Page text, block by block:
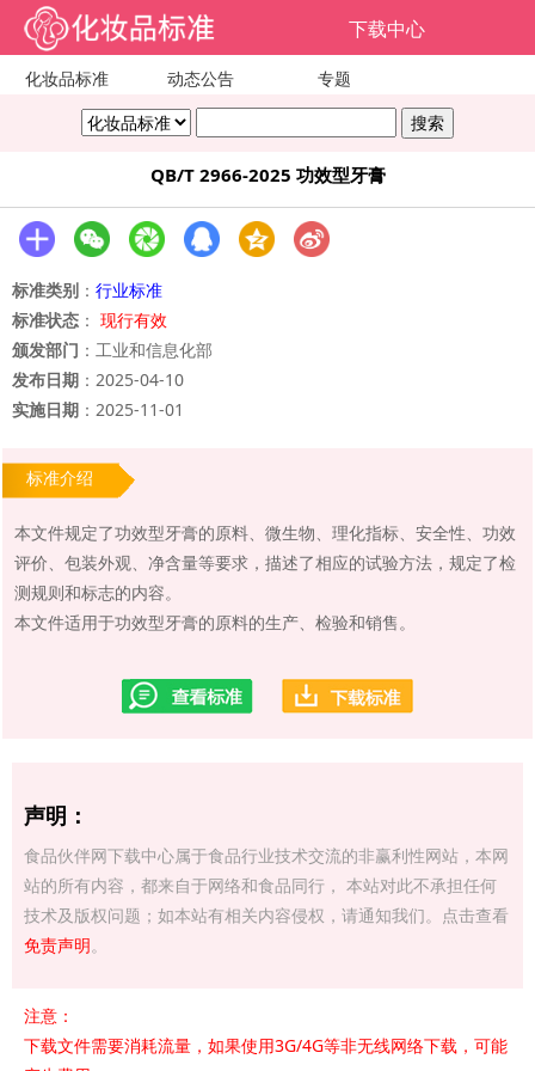
下载中心
化妆品标准 动态公告 专题
QB/T 2966-2025 功效型牙膏
标准类别 ： 行业标准
标准状态 ： 现行有效
颁发部门 ：工业和信息化部
发布日期 ：2025-04-10
实施日期 ：2025-11-01
标准介绍
本文件规定了功效型牙膏的原料、微生物、理化指标、安全性、功效
评价、包装外观、净含量等要求，描述了相应的试验方法，规定了检
测规则和标志的内容。
本文件适用于功效型牙膏的原料的生产、检验和销售。
声明：
食品伙伴网下载中心属于食品行业技术交流的非赢利性网站，本网
站的所有内容，都来自于网络和食品同行， 本站对此不承担任何
技术及版权问题；如本站有相关内容侵权，请通知我们。点击查看
免责声明。
注意：
下载文件需要消耗流量，如果使用3G/4G等非无线网络下载，可能